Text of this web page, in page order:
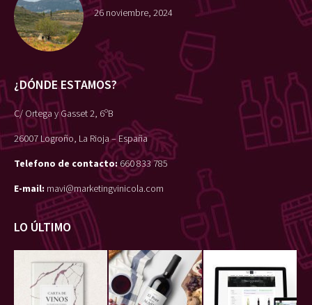
26 noviembre, 2024
¿DÓNDE ESTAMOS?
C/ Ortega y Gasset 2, 6ºB
26007 Logroño, La Rioja – España
Telefono de contacto: 660 833 785
E-mail: mavi@marketingvinicola.com
LO ÚLTIMO